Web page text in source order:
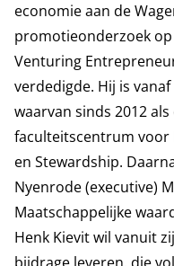
economie aan de
promotieonderzoek
Venturing
verdedigde. Hij is
waarvan sinds 2012
faculteitscentrum voor
en Stewardship.
Nyenrode (executive)
Maatschappelijke
Henk Kievit wil vanuit